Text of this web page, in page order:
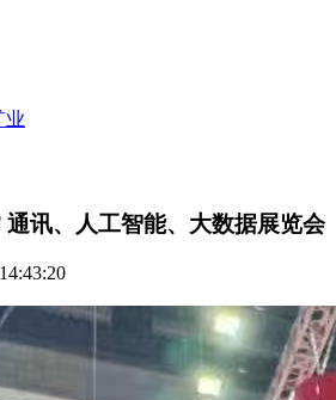
业
讯、人工智能、大数据展览会